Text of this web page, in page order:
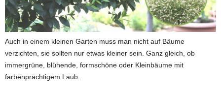
Auch in einem kleinen Garten muss man nicht auf Bäume
verzichten, sie sollten nur etwas kleiner sein. Ganz gleich, ob
immergrüne, blühende, formschöne oder Kleinbäume mit
farbenprächtigem Laub.